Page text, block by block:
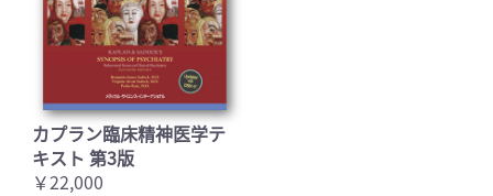
カプラン臨床精神医学テ
キスト 第3版
￥22,000